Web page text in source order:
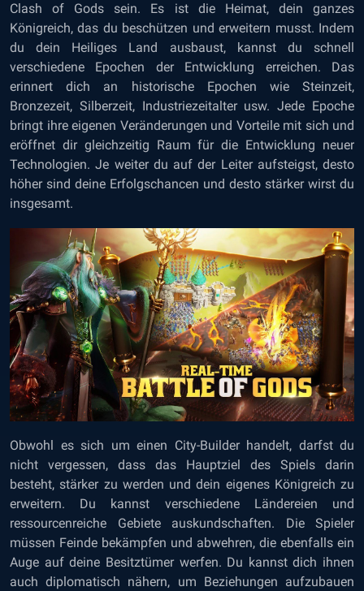
Clash of Gods sein. Es ist die Heimat, dein ganzes
Königreich, das du beschützen und erweitern musst. Indem
du dein Heiliges Land ausbaust, kannst du schnell
verschiedene Epochen der Entwicklung erreichen. Das
erinnert dich an historische Epochen wie Steinzeit,
Bronzezeit, Silberzeit, Industriezeitalter usw. Jede Epoche
bringt ihre eigenen Veränderungen und Vorteile mit sich und
eröffnet dir gleichzeitig Raum für die Entwicklung neuer
Technologien. Je weiter du auf der Leiter aufsteigst, desto
höher sind deine Erfolgschancen und desto stärker wirst du
insgesamt.
Obwohl es sich um einen City-Builder handelt, darfst du
nicht vergessen, dass das Hauptziel des Spiels darin
besteht, stärker zu werden und dein eigenes Königreich zu
erweitern. Du kannst verschiedene Ländereien und
ressourcenreiche Gebiete auskundschaften. Die Spieler
müssen Feinde bekämpfen und abwehren, die ebenfalls ein
Auge auf deine Besitztümer werfen. Du kannst dich ihnen
auch diplomatisch nähern, um Beziehungen aufzubauen